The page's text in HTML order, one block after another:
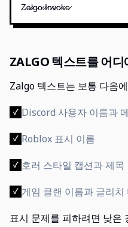
Z̷a̷l̷g̷o̷ ̷I̷n̷v̷o̷k̷e̷
ZALGO 텍스트를 어
Zalgo 텍스트는 보통 다음
✓ Discord 사용자 이름과
✓ Roblox 표시 이름
✓ 호러 스타일 캡션과 제목
✓ 게임 클랜 이름과 글리치
표시 문제를 피하려면 낮은